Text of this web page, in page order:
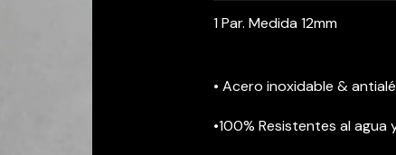
1 Par. Medida 12mm
• Acero inoxidable &
•100% Resistentes al agua